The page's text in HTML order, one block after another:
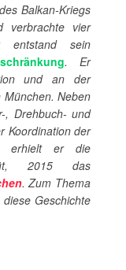
Balkan-Kriegs
verbrachte vier
entstand sein
. Er
und an der
Neben
, Drehbuch- und
Koordination der
erhielt er die
, 2015 das
. Zum Thema
Geschichte